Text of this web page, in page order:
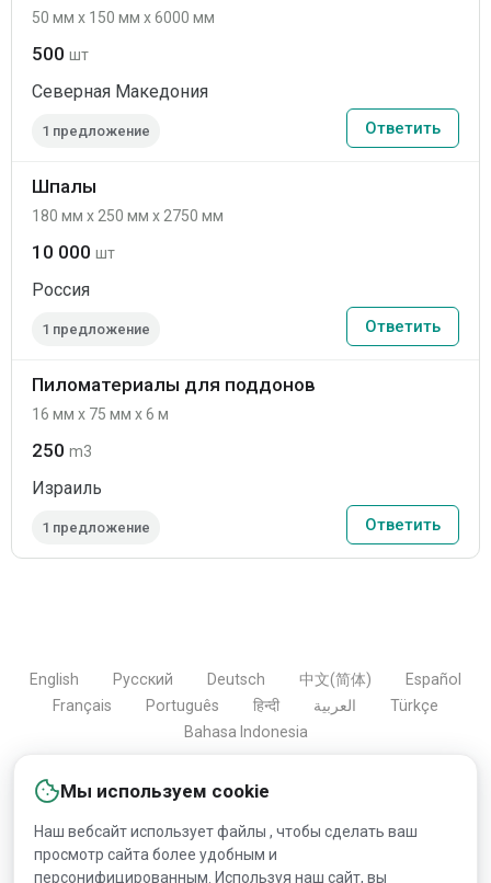
50 мм x 150 мм x 6000 мм
500 шт
Северная Македония
1 предложение Ответить
Шпалы
180 мм x 250 мм x 2750 мм
10 000 шт
Россия
1 предложение Ответить
Пиломатериалы для поддонов
16 мм x 75 мм x 6 м
250 m3
Израиль
1 предложение Ответить
Мы используем cookie
Наш вебсайт использует файлы , чтобы сделать ваш
просмотр сайта более удобным и
персонифицированным. Используя наш сайт, вы
English Русский Deutsch 中文(简体)
Español
Français
Português हिन्दी العربية
Türkçe
Bahasa Indonesia
Copyright © 2000-2026 Lesprom Network. Все права
защищены.